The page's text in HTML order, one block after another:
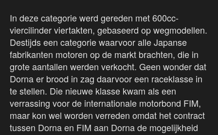
In deze categorie werd gereden met 600cc-
viercilinder viertakten, gebaseerd op wegmodellen.
Destijds een categorie waarvoor alle Japanse
fabrikanten motoren op de markt brachten, die in
grote aantallen werden verkocht. Geen wonder dat
Dorna er brood in zag daarvoor een raceklasse in
te stellen. Die nieuwe klasse kwam als een
verrassing voor de internationale motorbond FIM,
maar kon wel worden verreden omdat het contract
tussen Dorna en FIM aan Dorna de mogelijkheid